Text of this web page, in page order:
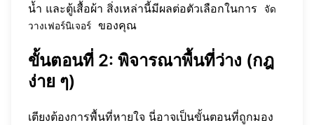
น้ำ และตู้เสื้อผ้า สิ่งเหล่านี้มีผลต่อตัวเลือกในการ
จัด
วางเฟอร์นิเจอร์
ของคุณ
ขั้นตอนที่ 2: พิจารณาพื้นที่ว่าง (กฎ
ง่าย ๆ)
เตียงต้องการพื้นที่หายใจ นี่อาจเป็นขั้นตอนที่ถูกมอง